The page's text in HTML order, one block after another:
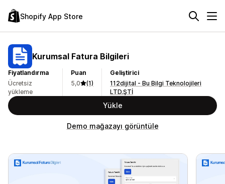
Shopify App Store
Kurumsal Fatura Bilgileri
Fiyatlandırma
Ücretsiz
yükleme
Puan
5,0
(1)
Geliştirici
112dijital - Bu Bilgi Teknolojileri
LTD.ŞTİ
Yükle
Demo mağazayı görüntüle